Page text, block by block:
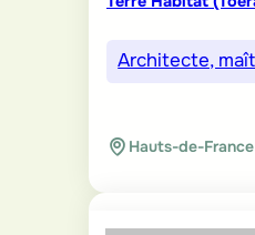
Hauts-de-France